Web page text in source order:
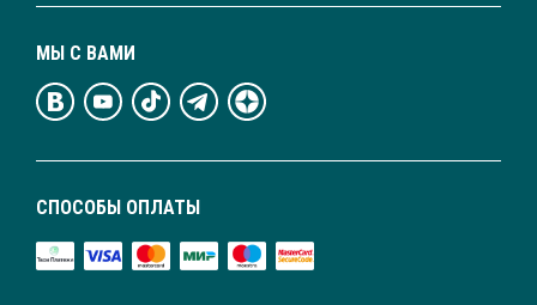
СПОСОБЫ ОПЛАТЫ
МЫ С ВАМИ